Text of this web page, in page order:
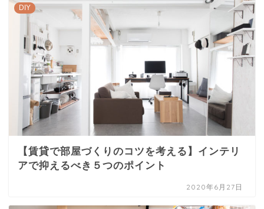
DIY
【賃貸で部屋づくりのコツを考える】インテリ
アで抑えるべき５つのポイント
2020年6月27日